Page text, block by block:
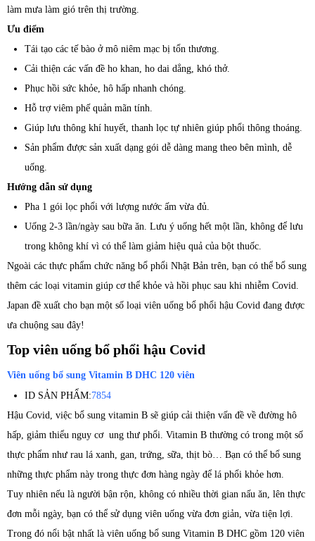
làm mưa làm gió trên thị trường.
Ưu điểm
Tái tạo các tế bào ở mô niêm mạc bị tổn thương.
Cải thiện các vấn đề ho khan, ho dai dẳng, khó thở.
Phục hồi sức khỏe, hô hấp nhanh chóng.
Hỗ trợ viêm phế quản mãn tính.
Giúp lưu thông khí huyết, thanh lọc tự nhiên giúp phổi thông thoáng.
Sản phẩm được sản xuất dạng gói dễ dàng mang theo bên mình, dễ
uống.
Hướng dẫn sử dụng
Pha 1 gói lọc phổi với lượng nước ấm vừa đủ.
Uống 2-3 lần/ngày sau bữa ăn. Lưu ý uống hết một lần, không để lưu
trong không khí vì có thể làm giảm hiệu quả của bột thuốc.
Ngoài các thực phẩm chức năng bổ phổi Nhật Bản trên, bạn có thể bổ sung
thêm các loại vitamin giúp cơ thể khỏe và hồi phục sau khi nhiễm Covid.
Japan đề xuất cho bạn một số loại viên uống bổ phổi hậu Covid đang được
ưa chuộng sau đây!
Top viên uống bổ phổi hậu Covid
Viên uống bổ sung Vitamin B DHC 120 viên
ID SẢN PHẨM:7854
Hậu Covid, việc bổ sung vitamin B sẽ giúp cải thiện vấn đề về đường hô
hấp, giảm thiểu nguy cơ ung thư phổi. Vitamin B thường có trong một số
thực phẩm như rau lá xanh, gan, trứng, sữa, thịt bò… Bạn có thể bổ sung
những thực phẩm này trong thực đơn hàng ngày để lá phổi khỏe hơn.
Tuy nhiên nếu là người bận rộn, không có nhiều thời gian nấu ăn, lên thực
đơn mỗi ngày, bạn có thể sử dụng viên uống vừa đơn giản, vừa tiện lợi.
Trong đó nổi bật nhất là viên uống bổ sung Vitamin B DHC gồm 120 viên